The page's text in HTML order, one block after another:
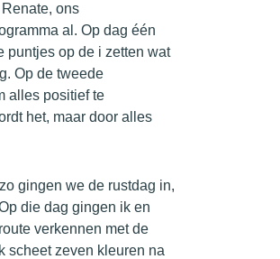
ons
al. Op dag één
puntjes op de i zetten wat
Op de tweede
alles positief te
het, maar door alles
gingen we de rustdag in,
die dag gingen ik en
verkennen met de
scheet zeven kleuren na